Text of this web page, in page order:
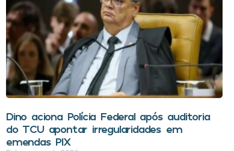
Dino aciona Polícia Federal após auditoria
do TCU apontar irregularidades em
emendas PIX